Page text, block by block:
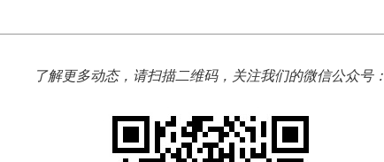
了解更多动态，请扫描二维码，关注我们的微信公众号：